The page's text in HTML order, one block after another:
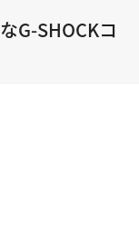
G-SHOCKコ